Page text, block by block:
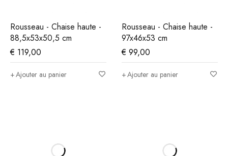
Rousseau - Chaise haute -
88,5x53x50,5 cm
€ 119,00
Ajouter au panier
Rousseau - Chaise haute -
97x46x53 cm
€ 99,00
Ajouter au panier